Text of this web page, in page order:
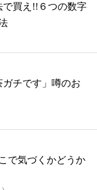
で買え!!６つの数字
チです」噂のお
で気づくかどうか